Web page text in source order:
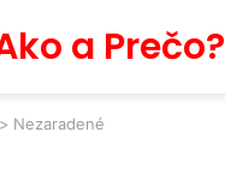
a Prečo?
> Nezaradené